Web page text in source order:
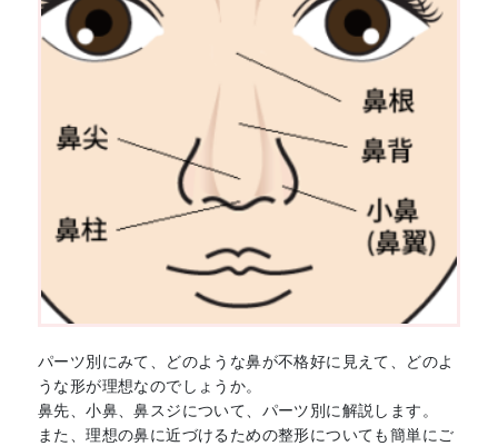
パーツ別にみて、どのような鼻が不格好に見えて、どのよ
うな形が理想なのでしょうか。
鼻先、小鼻、鼻スジについて、パーツ別に解説します。
また、理想の鼻に近づけるための整形についても簡単にご